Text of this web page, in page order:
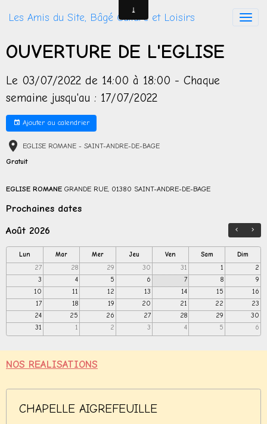
Les Amis du Site, Bâgé Culture et Loisirs
OUVERTURE DE L'EGLISE
Le 03/07/2022 de 14:00 à 18:00 - Chaque
semaine jusqu'au : 17/07/2022
Ajouter au calendrier
EGLISE ROMANE - SAINT-ANDRE-DE-BAGE
Gratuit
EGLISE ROMANE GRANDE RUE, 01380 SAINT-ANDRE-DE-BAGE
Prochaines dates
Août 2026
Lun Mar Mer Jeu Ven Sam
Dim
27
28 29 30 31 1
2
3
4 5 6 7 8
9
10
11 12 13 14 15
16
17
18 19 20 21 22
23
24
25 26 27 28 29
30
31
1 2 3 4 5 6
NOS REALISATIONS
CHAPELLE AIGREFEUILLE